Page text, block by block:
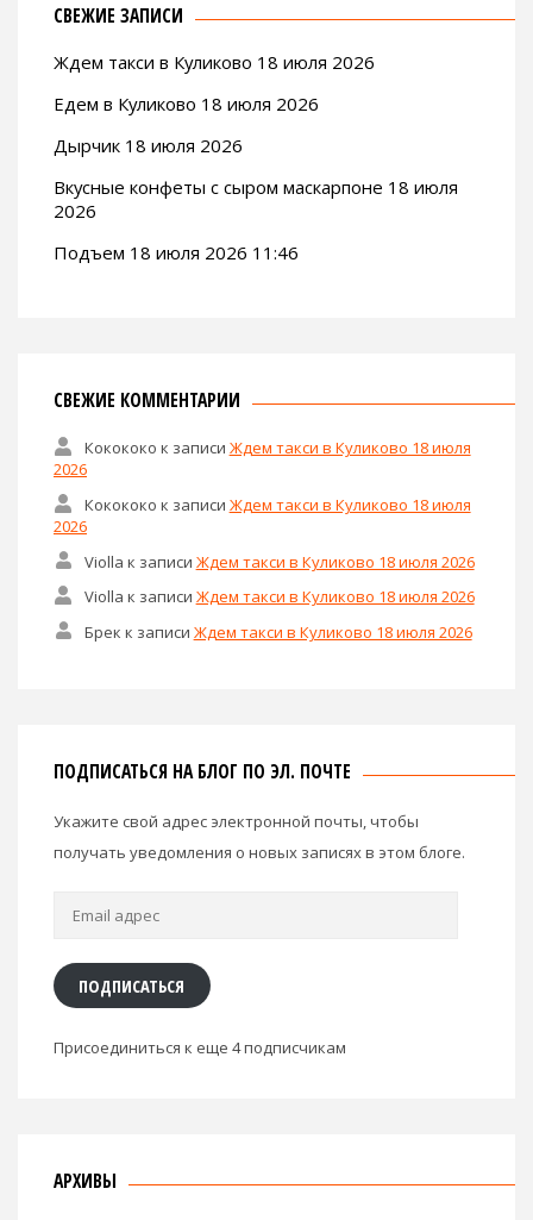
СВЕЖИЕ ЗАПИСИ
Ждем такси в Куликово 18 июля 2026
Едем в Куликово 18 июля 2026
Дырчик 18 июля 2026
Вкусные конфеты с сыром маскарпоне 18 июля
2026
Подъем 18 июля 2026 11:46
СВЕЖИЕ КОММЕНТАРИИ
Кокококо к записи Ждем такси в Куликово 18 июля
2026
Кокококо к записи Ждем такси в Куликово 18 июля
2026
Violla к записи Ждем такси в Куликово 18 июля 2026
Violla к записи Ждем такси в Куликово 18 июля 2026
Брек к записи Ждем такси в Куликово 18 июля 2026
ПОДПИСАТЬСЯ НА БЛОГ ПО ЭЛ. ПОЧТЕ
Укажите свой адрес электронной почты, чтобы
получать уведомления о новых записях в этом блоге.
Email
ПОДПИСАТЬСЯ
Присоединиться к еще 4 подписчикам
АРХИВЫ